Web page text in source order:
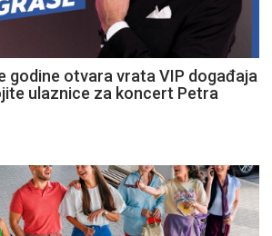
godine otvara vrata VIP događaja
ulaznice za koncert Petra